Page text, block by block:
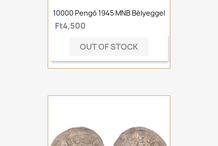
10000 Pengő 1945 MNB Bélyeggel
Ft4,500
OUT OF STOCK